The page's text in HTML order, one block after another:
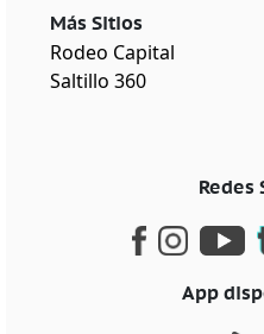
Más Sitios
Rodeo Capital
Saltillo 360
Redes
App